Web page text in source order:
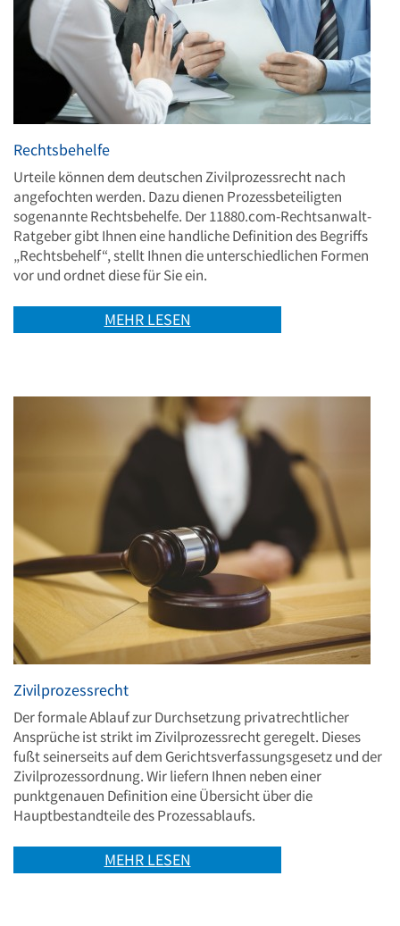
Rechtsbehelfe
Urteile können dem deutschen Zivilprozessrecht nach
angefochten werden. Dazu dienen Prozessbeteiligten
sogenannte Rechtsbehelfe. Der 11880.com-Rechtsanwalt-
Ratgeber gibt Ihnen eine handliche Definition des Begriffs
„Rechtsbehelf“, stellt Ihnen die unterschiedlichen Formen
vor und ordnet diese für Sie ein.
MEHR LESEN
Zivilprozessrecht
Der formale Ablauf zur Durchsetzung privatrechtlicher
Ansprüche ist strikt im Zivilprozessrecht geregelt. Dieses
fußt seinerseits auf dem Gerichtsverfassungsgesetz und der
Zivilprozessordnung. Wir liefern Ihnen neben einer
punktgenauen Definition eine Übersicht über die
Hauptbestandteile des Prozessablaufs.
MEHR LESEN